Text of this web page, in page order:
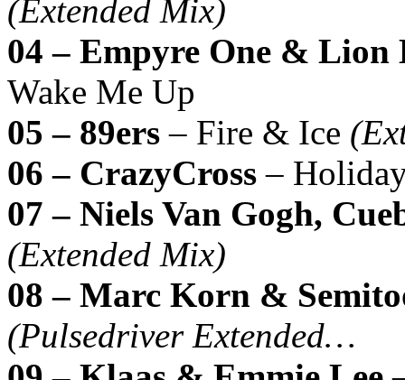
(Extended Mix)
04 – Empyre One &
Wake Me Up
05 – 89ers – Fire & Ice
06 – CrazyCross –
07 – Niels Van Gogh,
(Extended Mix)
08 – Marc Korn &
(Pulsedriver Extended…